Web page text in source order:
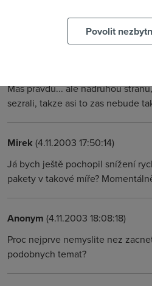
OK, ale oficielni to neni co ?
Mas pravdu... ale nadruhou
sezrali, takze asi to zas nebude
Mirek (4.11.2003 17:50:14)
Já bych ještě pochopil snížení
pakety v takové míře?
Anonym (4.11.2003 18:08:18)
Proc nejprve nemyslite nez
podobnych temat?
Povolit